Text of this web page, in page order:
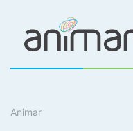
Animar